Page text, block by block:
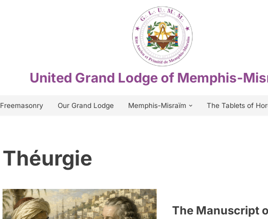
United Grand Lodge of Memphis-
Freemasonry Our Grand Lodge Memphis-Misraïm The Tablets of
Théurgie
The Manuscript